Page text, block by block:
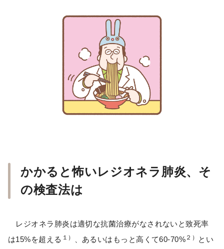
かかると怖いレジオネラ肺炎、そ
の検査法は
レジオネラ肺炎は適切な抗菌治療がなされないと致死率
は15%を超える １） 、あるいはもっと高くて60-70% ２）
とい